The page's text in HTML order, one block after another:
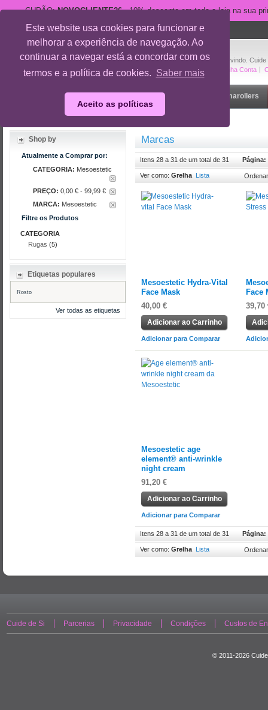
Este website usa cookies para funcionar e
melhorar a experiência de navegação. Ao
continuar a navegar está a concordar com os
termos e a política de cookies. Saber mais
Aceito as políticas
CUPÃO:NOVOCLIENTE26- 10% desconto em toda a loja na sua
Bem-vindo.
A Minha Conta
suporte@cuidedesi.pt
+351 918 595 801
Rosto Dermarollers
Marcas
Itens 28 a 31 de um total de 31 Página:
Ver como: Grelha Lista
Mesoestetic Hydra-Vital
Face Mask
40,00 €
Adicionar ao Carrinho
Adicionar para Comparar
Face
39,70
Mesoestetic age
element® anti-wrinkle
night cream
91,20 €
Adicionar ao Carrinho
Adicionar para Comparar
Itens 28 a 31 de um total de 31 Página:
Ver como: Grelha Lista
Shop by
Atualmente a Comprar por:
CATEGORIA: Mesoestetic
PREÇO: 0,00 € - 99,99 €
MARCA: Mesoestetic
Filtre os Produtos
CATEGORIA
Rugas (5)
Etiquetas populares
Rosto
Ver todas as etiquetas
Cuide de Si Parcerias Privacidade Condições Custos de
© 2011-2026